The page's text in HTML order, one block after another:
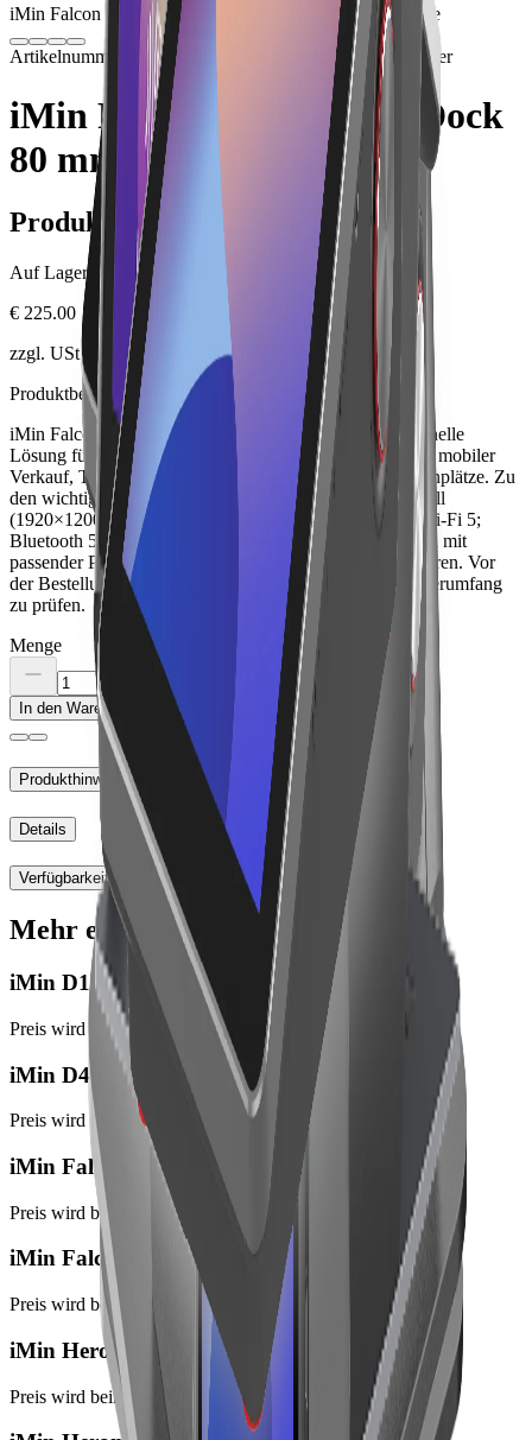
iMin Falcon 2 – Drucker Dock 80 mm Bild folgt in Kürze
Artikelnummer: IMINF2-DD-80MM Hardware Bondrucker
iMin Falcon 2 – Drucker Dock
80 mm
Produktinformationen
Auf Lager.
€ 225.00
zzgl. USt., zzgl. Versandkosten
Produktbeschreibung
iMin Falcon 2 – Drucker Dock 80 mm ist eine professionelle
Lösung für professionellen Belegdruck für Gastronomie, mobiler
Verkauf, Tischservice, Pop-up-Stores und flexible Kassenplätze. Zu
den wichtigsten Eckdaten gehören Android 13; 10,95 Zoll
(1920×1200); 4/64 oder 8/128 GB; Akku 8.000 mAh; Wi-Fi 5;
Bluetooth 5.2; optional LTE/NFC. Das Produkt lässt sich mit
passender Peripherie in einen Lonio-Arbeitsplatz integrieren. Vor
der Bestellung sind SKU, Variante, Anschlüsse und Lieferumfang
zu prüfen.
Menge
In den Warenkorb
Produkthinweise
Details
Verfügbarkeit
Mehr entdecken
iMin D1
Preis wird beim Bestellabschluss angezeigt
iMin D4 Pro
Preis wird beim Bestellabschluss angezeigt
iMin Falcon 1
Preis wird beim Bestellabschluss angezeigt
iMin Falcon 1 Pro
Preis wird beim Bestellabschluss angezeigt
iMin Heron 1
Preis wird beim Bestellabschluss angezeigt